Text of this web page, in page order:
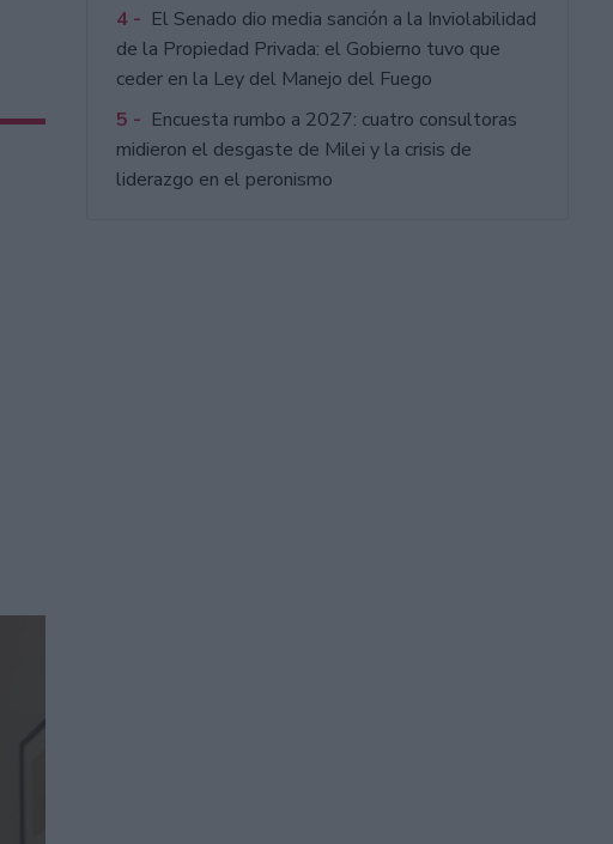
4 - El Senado dio media sanción a la Inviolabilidad
de la Propiedad Privada: el Gobierno tuvo que
ceder en la Ley del Manejo del Fuego
5 - Encuesta rumbo a 2027: cuatro consultoras
midieron el desgaste de Milei y la crisis de
liderazgo en el peronismo